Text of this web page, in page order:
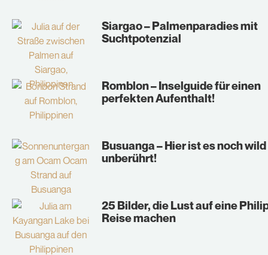
Siargao – Palmenparadies mit
Suchtpotenzial
Romblon – Inselguide für einen
perfekten Aufenthalt!
Busuanga – Hier ist es noch wild
unberührt!
25 Bilder, die Lust auf eine
Reise machen